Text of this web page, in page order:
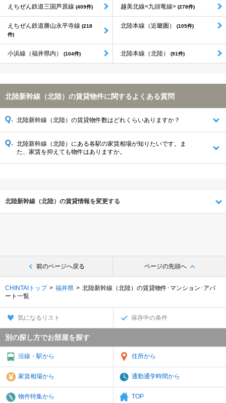
えちぜん鉄道三国芦原線 (409件) 越美北線<九頭竜線> (278件)
えちぜん鉄道勝山永平寺線 (218
件)
北陸本線（近畿圏） (105件)
小浜線（福井県内） (104件) 北陸本線（北陸） (91件)
北陸新幹線（北陸）の賃貸物件に関するよくある質問
北陸新幹線（北陸）の賃貸物件数はどれくらいありますか？
北陸新幹線（北陸）にある各駅の家賃相場が知りたいです。ま
た、家賃を抑えても物件はありますか。
北陸新幹線（北陸）の賃貸情報を変更する
前のページへ戻る ページの先頭へ
CHINTAIトップ 福井県
北陸新幹線（北陸）の賃貸物件･マンション･アパ
ート一覧
気になるリスト 保存中の条件
別の探し方でお部屋を探す
沿線・駅から 住所から
家賃相場から 通勤通学時間から
物件特集から TOP